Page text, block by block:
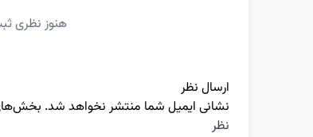
هنوز نظری
ارسال نظر
نشانی ایمیل شما منتشر نخواهد شد.
نظر